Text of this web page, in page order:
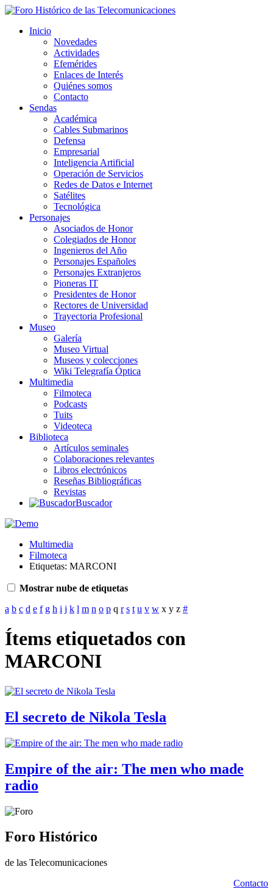
Inicio
Novedades
Actividades
Efemérides
Enlaces de Interés
Quiénes somos
Contacto
Sendas
Académica
Cables Submarinos
Defensa
Empresarial
Inteligencia Artificial
Operación de Servicios
Redes de Datos e Internet
Satélites
Tecnológica
Personajes
Asociados de Honor
Colegiados de Honor
Ingenieros del Año
Personajes Españoles
Personajes Extranjeros
Pioneras IT
Presidentes de Honor
Rectores de Universidad
Trayectoria Profesional
Museo
Galería
Museo Virtual
Museos y colecciones
Wiki Telegrafía Óptica
Multimedia
Filmoteca
Podcasts
Tuits
Videoteca
Biblioteca
Artículos seminales
Colaboraciones relevantes
Libros electrónicos
Reseñas Bibliográficas
Revistas
Buscador
Multimedia
Filmoteca
Etiquetas: MARCONI
Mostrar nube de etiquetas
a b c d e f g h i j k l m n o p q r s t u v w x y z #
Ítems etiquetados con
MARCONI
El secreto de Nikola Tesla
Empire of the air: The men who made
radio
Foro Histórico
de las Telecomunicaciones
Contacto